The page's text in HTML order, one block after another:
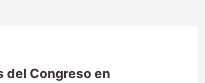
del Congreso en